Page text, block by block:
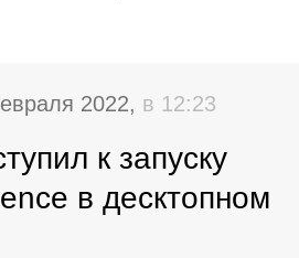
2022, в 12:23
к запуску
в десктопном